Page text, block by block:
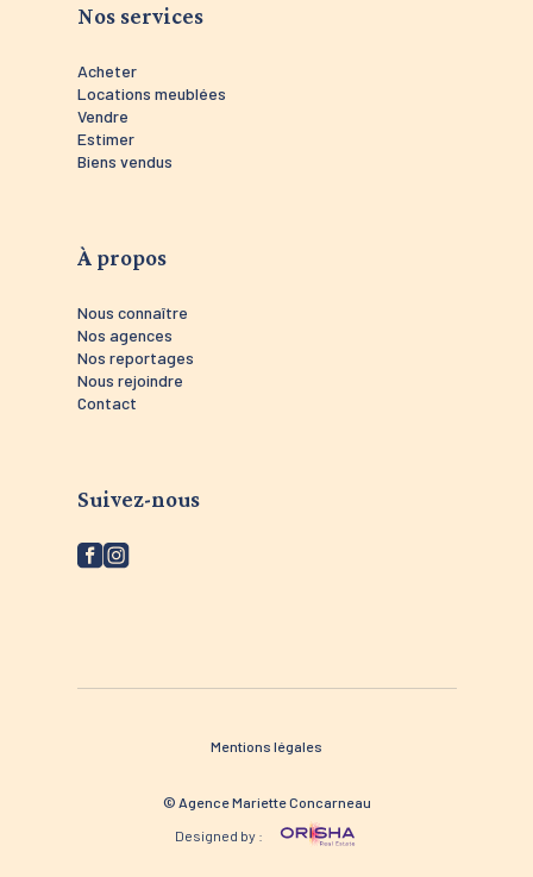
Nos services
Acheter
Locations meublées
Vendre
Estimer
Biens vendus
À propos
Nous connaître
Nos agences
Nos reportages
Nous rejoindre
Contact
Suivez-nous
Mentions légales
© Agence Mariette Concarneau
Designed by :